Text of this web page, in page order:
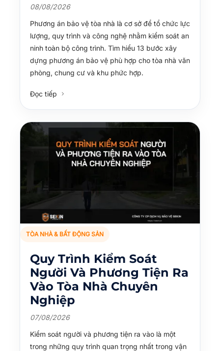
08/08/2026
Phương án bảo vệ tòa nhà là cơ sở để tổ chức lực
lượng, quy trình và công nghệ nhằm kiểm soát an
ninh toàn bộ công trình. Tìm hiểu 13 bước xây
dựng phương án bảo vệ phù hợp cho tòa nhà văn
phòng, chung cư và khu phức hợp.
Đọc tiếp
TÒA NHÀ & BẤT ĐỘNG SẢN
Quy Trình Kiểm Soát
Người Và Phương Tiện Ra
Vào Tòa Nhà Chuyên
Nghiệp
07/08/2026
Kiểm soát người và phương tiện ra vào là một
trong những quy trình quan trọng nhất trong vận